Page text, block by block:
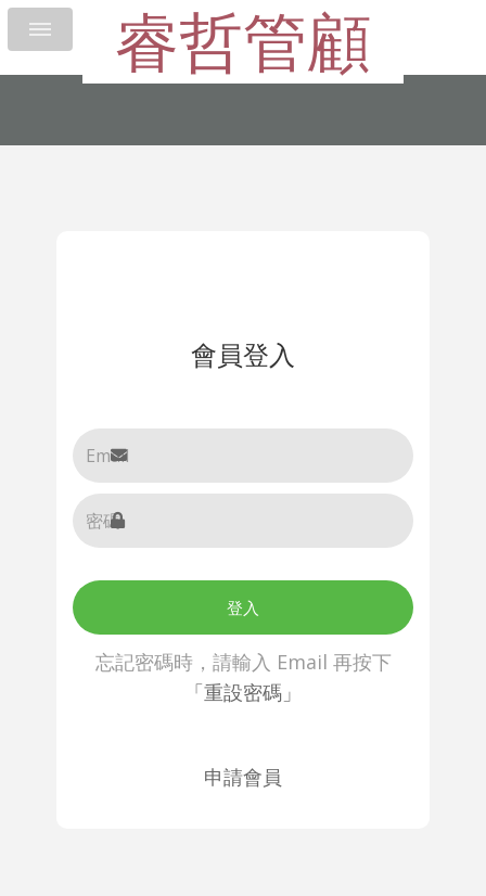
睿哲管顧
會員登入
登入
忘記密碼時，請輸入 Email 再按下
「重設密碼」
申請會員